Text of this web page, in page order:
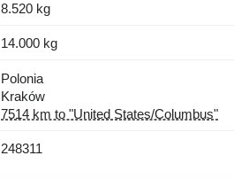
8.520 kg
14.000 kg
Polonia
Kraków
7514 km to "United States/Columbus"
248311